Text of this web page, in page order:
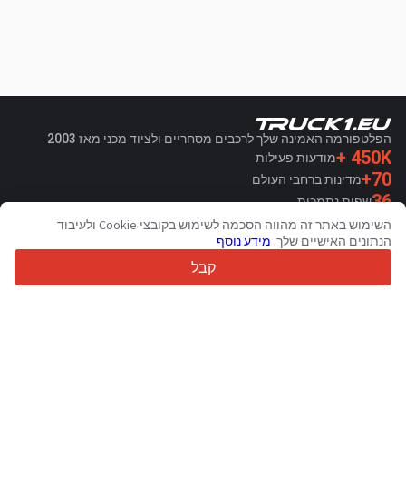
הפלטפורמה האמינה שלך לרכבים מסחריים ולציוד מכני מאז 2003
450K + מודעות פעילות
70+ מדינות ברחבי העולם
36שפות נתמכות
4.7/5
Trustpilot
השימוש באתר זה מהווה הסכמה לשימוש בקובצי Cookie ולעיבוד
הנתונים האישיים שלך. מידע נוסף
קבל